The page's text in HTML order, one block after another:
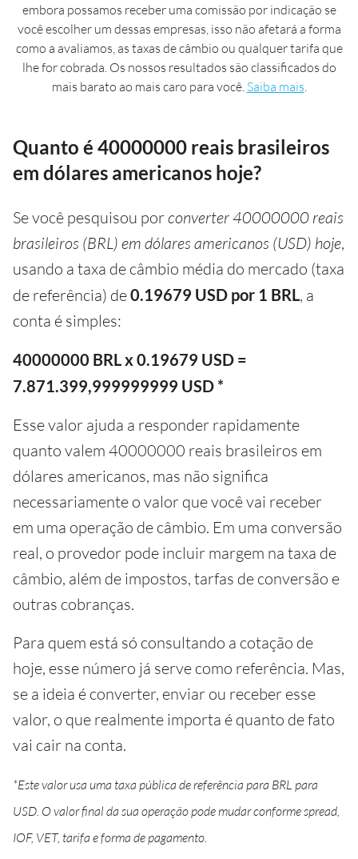
embora possamos receber uma comissão por indicação se
você escolher um dessas empresas, isso não afetará a forma
como a avaliamos, as taxas de câmbio ou qualquer tarifa que
lhe for cobrada. Os nossos resultados são classificados do
mais barato ao mais caro para você. Saiba mais.
Quanto é 40000000 reais brasileiros
em dólares americanos hoje?
Se você pesquisou porconverter 40000000 reais
brasileiros (BRL) em dólares americanos (USD) hoje,
usando a taxa de câmbio média do mercado (taxa
de referência) de0.19679 USD por 1 BRL, a
conta é simples:
40000000 BRL x 0.19679 USD =
7.871.399,999999999 USD *
Esse valor ajuda a responder rapidamente
quanto valem 40000000 reais brasileiros em
dólares americanos, mas não significa
necessariamente o valor que você vai receber
em uma operação de câmbio. Em uma conversão
real, o provedor pode incluir margem na taxa de
câmbio, além de impostos, tarfas de conversão e
outras cobranças.
Para quem está só consultando a cotação de
hoje, esse número já serve como referência. Mas,
se a ideia é converter, enviar ou receber esse
valor, o que realmente importa é quanto de fato
vai cair na conta.
*Este valor usa uma taxa pública de referência para BRL para
USD. O valor final da sua operação pode mudar conforme spread,
IOF, VET, tarifa e forma de pagamento.